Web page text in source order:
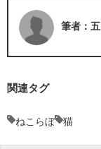
筆者：
関連タグ
ねこらぼ 猫